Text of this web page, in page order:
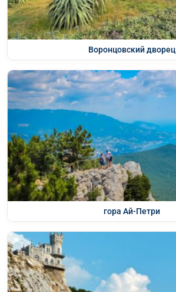
Воронцовский дворец
гора Ай-Петри